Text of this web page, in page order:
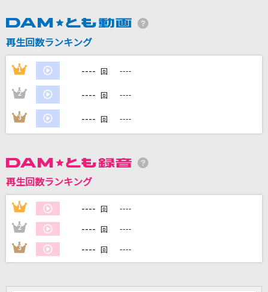
[生音]星影のエール
GReeeeN
DAMの新曲・ランキングなど
DAMに会員登録・ログインして
カラオケをもっと楽しもう！
再生回数ランキング
1 ---- 回 ----
2 ---- 回 ----
3 ---- 回 ----
再生回数ランキング
1 ---- 回 ----
2 ---- 回 ----
3 ---- 回 ----